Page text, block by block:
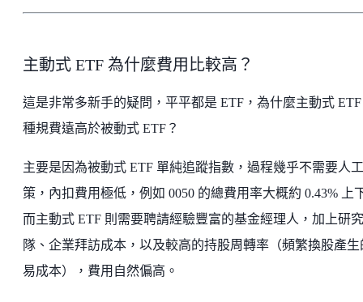
主動式 ETF 為什麼費用比較高？
這是非常多新手的疑問，平平都是 ETF，為什麼主動式
種規費遠高於被動式 ETF？
主要是因為被動式 ETF 單純追蹤指數，過程幾乎不需要人
策，內扣費用極低，例如 0050 的總費用率大概約 0.43% 上
而主動式 ETF 則需要聘請經驗豐富的基金經理人，加上研
隊、企業拜訪成本，以及較高的持股周轉率（頻繁換股產生
易成本），費用自然偏高。